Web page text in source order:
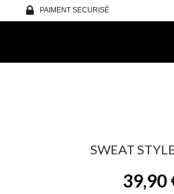
PAIMENT SECURISÉ
SWEAT
39,90